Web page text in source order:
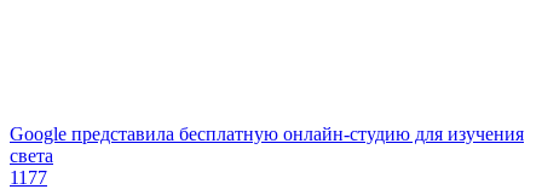
​Google представила бесплатную онлайн-студию для изучения
света
1177